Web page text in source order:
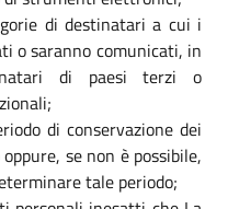
di destinatari a cui i
o saranno comunicati, in
di paesi terzi o
di conservazione dei
se non è possibile,
tale periodo;